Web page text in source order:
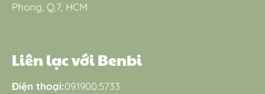
Phong, Q.7, HCM
Liên lạc với Benbi
Điện thoại:09.1900.5733